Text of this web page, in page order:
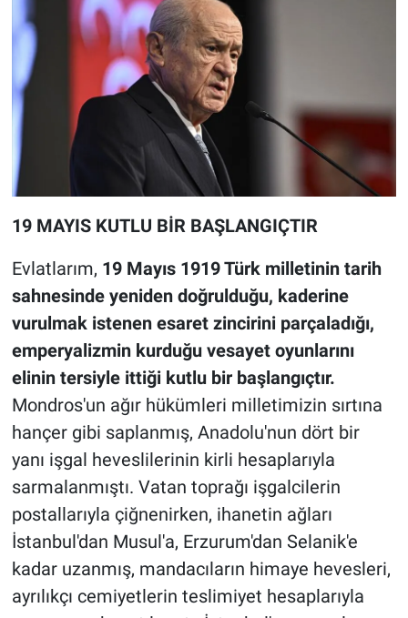
19 MAYIS KUTLU BİR BAŞLANGIÇTIR
Evlatlarım, 19 Mayıs 1919 Türk milletinin tarih
sahnesinde yeniden doğrulduğu, kaderine
vurulmak istenen esaret zincirini parçaladığı,
emperyalizmin kurduğu vesayet oyunlarını
elinin tersiyle ittiği kutlu bir başlangıçtır.
Mondros'un ağır hükümleri milletimizin sırtına
hançer gibi saplanmış, Anadolu'nun dört bir
yanı işgal heveslilerinin kirli hesaplarıyla
sarmalanmıştı. Vatan toprağı işgalcilerin
postallarıyla çiğnenirken, ihanetin ağları
İstanbul'dan Musul'a, Erzurum'dan Selanik'e
kadar uzanmış, mandacıların himaye hevesleri,
ayrılıkçı cemiyetlerin teslimiyet hesaplarıyla